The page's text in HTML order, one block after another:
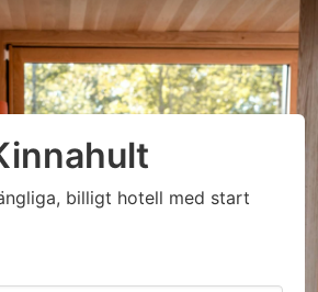
billigt hotell med start